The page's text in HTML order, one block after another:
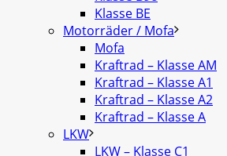
Klasse BE
Motorräder / Mofa
Mofa
Kraftrad – Klasse AM
Kraftrad – Klasse A1
Kraftrad – Klasse A2
Kraftrad – Klasse A
LKW
LKW – Klasse C1